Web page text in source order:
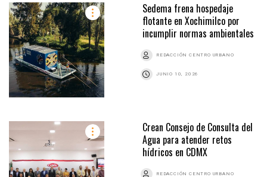
Sedema frena hospedaje
flotante en Xochimilco por
incumplir normas ambientales
REDACCIÓN CENTRO URBANO
JUNIO 10, 2026
Crean Consejo de Consulta del
Agua para atender retos
hídricos en CDMX
REDACCIÓN CENTRO URBANO